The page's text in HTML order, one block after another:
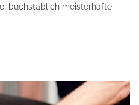
buchstäblich meisterhafte